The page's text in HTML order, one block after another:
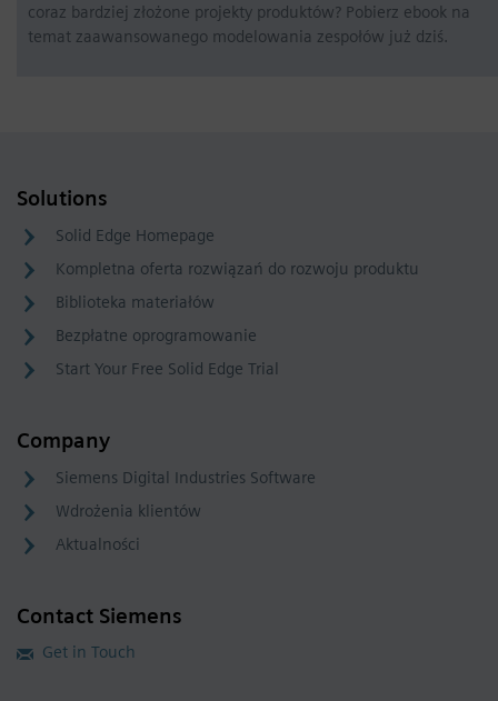
coraz bardziej złożone projekty produktów? Pobierz ebook na
temat zaawansowanego modelowania zespołów już dziś.
Solutions
Solid Edge Homepage
Kompletna oferta rozwiązań do rozwoju produktu
Biblioteka materiałów
Bezpłatne oprogramowanie
Start Your Free Solid Edge Trial
Company
Siemens Digital Industries Software
Wdrożenia klientów
Aktualności
Contact Siemens
Get in Touch